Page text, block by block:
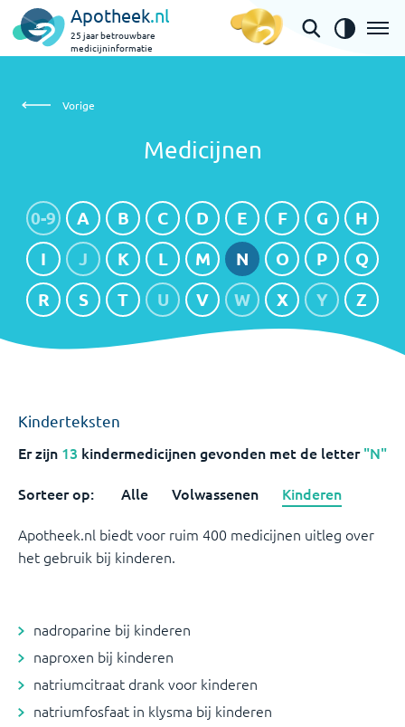
Apotheek.nl
25 jaar betrouwbare
medicijninformatie
Vorige
Medicijnen
0-9 A B C D E F G
H
I
J K L M N O P
Q
R
S T U V W X Y Z
Kinderteksten
Er zijn 13 kindermedicijnengevonden met de letter"N"
Sorteer op: Alle Volwassenen Kinderen
Apotheek.nl biedt voor ruim 400 medicijnen uitleg over
het gebruik bij kinderen.
nadroparine bij kinderen
naproxen bij kinderen
natriumcitraat drank voor kinderen
natriumfosfaat in klysma bij kinderen